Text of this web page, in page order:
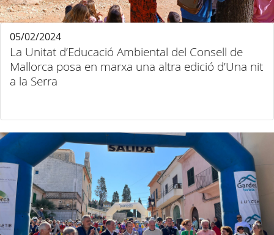
La Unitat d’Educació Ambiental del Consell de
Mallorca posa en marxa una altra edició d’Una nit
a la Serra
05/02/2024